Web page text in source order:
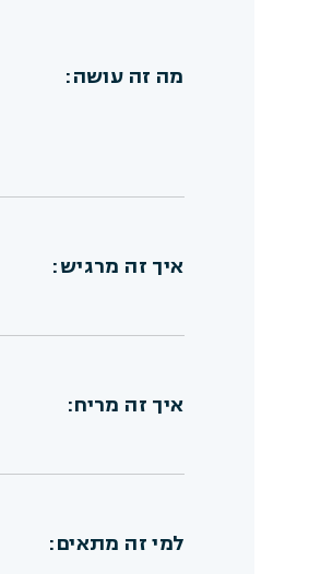
מה זה עושה:
איך זה מרגיש:
איך זה מריח:
למי זה מתאים: